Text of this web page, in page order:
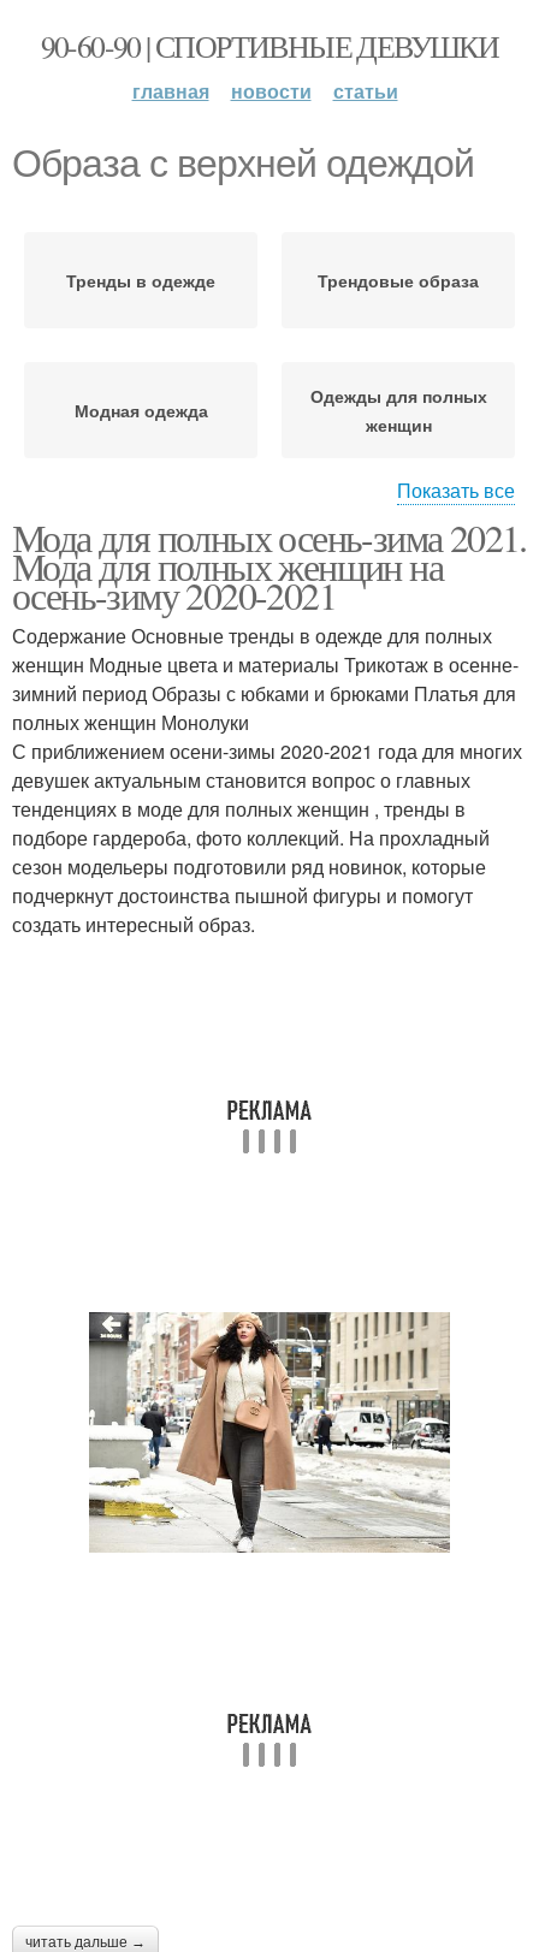
90-60-90 | СПОРТИВНЫЕ ДЕВУШКИ
главная новости статьи
Образа с верхней одеждой
Тренды в одежде Трендовые образа
Модная одежда
Одежды для полных
женщин
Верхняя одежда Стильные образа
Молодежная одежда
Одежда для полных
девушек
Образа для полных
девушек
Осенняя одежда
Показать все
Мода для полных осень-зима 2021.
Мода для полных женщин на
осень-зиму 2020-2021
Содержание Основные тренды в одежде для полных
женщин Модные цвета и материалы Трикотаж в осенне-
зимний период Образы с юбками и брюками Платья для
полных женщин Монолуки
С приближением осени-зимы 2020-2021 года для многих
девушек актуальным становится вопрос о главных
тенденциях в моде для полных женщин , тренды в
подборе гардероба, фото коллекций. На прохладный
сезон модельеры подготовили ряд новинок, которые
подчеркнут достоинства пышной фигуры и помогут
создать интересный образ.
читать дальше →